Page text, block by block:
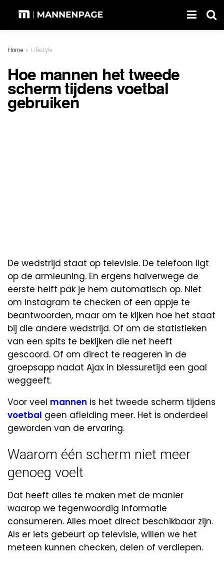
Home Lifestyle
Hoe mannen het tweede
scherm tijdens voetbal
gebruiken
De wedstrijd staat op televisie. De telefoon ligt
op de armleuning. En ergens halverwege de
eerste helft pak je hem automatisch op. Niet
om Instagram te checken of een appje te
beantwoorden, maar om te kijken hoe het staat
bij die andere wedstrijd. Of om de statistieken
van een spits te bekijken die net heeft
gescoord. Of om direct te reageren in de
groepsapp nadat Ajax in blessuretijd een goal
weggeeft.
Voor veel mannen is het tweede scherm tijdens
voetbal geen afleiding meer. Het is onderdeel
geworden van de ervaring.
Waarom één scherm niet meer
genoeg voelt
Dat heeft alles te maken met de manier
waarop we tegenwoordig informatie
consumeren. Alles moet direct beschikbaar zijn.
Als er iets gebeurt op televisie, willen we het
meteen kunnen checken, delen of verdiepen.